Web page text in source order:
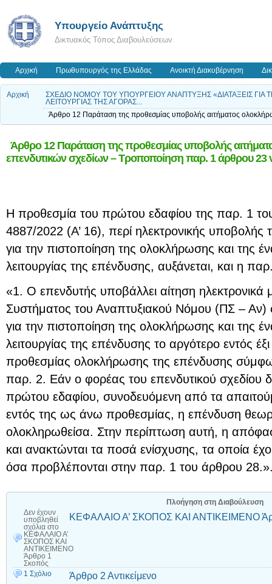
Υπουργείο Ανάπτυξης
Δικτυακός Τόπος Διαβουλεύσεων
Αρχική Πρωθυπουργός της Ελλάδας Ανοικτή Διακυβέρνηση
Αρχική
ΣΧΕΔΙΟ ΝΟΜΟΥ ΤΟΥ ΥΠΟΥΡΓΕΙΟΥ ΑΝΑΠΤΥΞΗΣ «ΔΙΑΤΑΞΕΙΣ
ΛΕΙΤΟΥΡΓΙΑΣ ΤΗΣ ΑΓΟΡΑΣ...
Άρθρο 12 Παράταση της προθεσμίας υποβολής αιτήματος
Άρθρο 12 Παράταση της προθεσμίας υποβολής
επενδυτικών σχεδίων – Τροποποίηση παρ. 1 άρθρου 23
Η προθεσμία του πρώτου εδαφίου της παρ. 1
4887/2022 (Α’ 16), περί ηλεκτρονικής υποβολής
για την πιστοποίηση της ολοκλήρωσης και της
λειτουργίας της επένδυσης, αυξάνεται, και η
«1. Ο επενδυτής υποβάλλει αίτηση
Συστήματος του Αναπτυξιακού Νόμου (ΠΣ –
για την πιστοποίηση της ολοκλήρωσης και της
λειτουργίας της επένδυσης το αργότερο εντός
προθεσμίας ολοκλήρωσης της επένδυσης
παρ. 2. Εάν ο φορέας του επενδυτικού σχεδίου
πρώτου εδαφίου, συνοδευόμενη από τα
εντός της ως άνω προθεσμίας, η επένδυση
ολοκληρωθείσα. Στην περίπτωση αυτή, η
και ανακτώνται τα ποσά ενίσχυσης, τα οποία
όσα προβλέπονται στην παρ. 1 του άρθρου
Πλοήγηση στη Διαβούλευση
Δεν έχουν
υποβληθεί
σχόλια στο
ΚΕΦΑΛΑΙΟ Α’
ΣΚΟΠΟΣ ΚΑΙ
ΑΝΤΙΚΕΙΜΕΝΟ
Άρθρο 1
Σκοπός
ΚΕΦΑΛΑΙΟ Α’ ΣΚΟΠΟΣ ΚΑΙ ΑΝΤΙΚΕΙΜΕΝΟ
1 Σχόλιο Άρθρο 2 Αντικείμενο